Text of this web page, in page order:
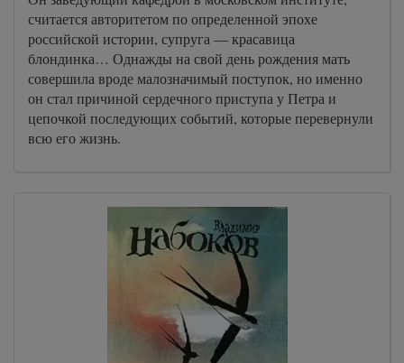
считается авторитетом по определенной эпохе
российской истории, супруга — красавица
блондинка… Однажды на свой день рождения мать
совершила вроде малозначимый поступок, но именно
он стал причиной сердечного приступа у Петра и
цепочкой последующих событий, которые перевернули
всю его жизнь.